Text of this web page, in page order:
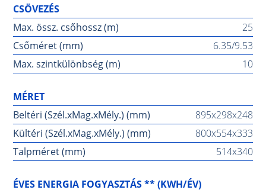
CSÖVEZÉS
Max. össz. csőhossz (m)
25
Csőméret (mm)
6.35/9.53
Max. szintkülönbség (m)
10
MÉRET
Beltéri (Szél.xMag.xMély.) (mm)
895x298x248
Kültéri (Szél.xMag.xMély.) (mm)
800x554x333
Talpméret (mm)
514x340
ÉVES ENERGIA FOGYASZTÁS ** (KWH/ÉV)